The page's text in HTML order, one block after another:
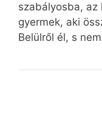
szabályosba, az
gyermek, aki
Belülről él, s